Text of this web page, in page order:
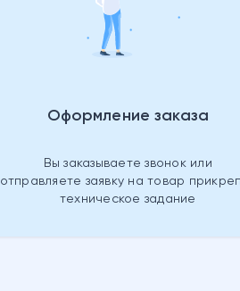
Оформление заказа
Вы заказываете звонок или
отправляете заявку на товар
техническое задание